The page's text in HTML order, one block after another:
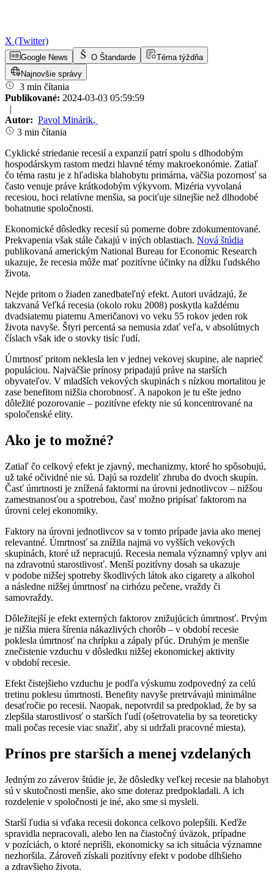
X (Twitter)
Google News O Štandarde
Téma týždňa
Najnovšie správy
3 min čítania
Publikované: 2024-03-03 05:59:59
|
Autor: Pavol Minárik,
3 min čítania
Cyklické striedanie recesií a expanzií patrí spolu s dlhodobým
hospodárskym rastom medzi hlavné témy makroekonómie. Zatiaľ
čo téma rastu je z hľadiska blahobytu primárna, väčšia pozornosť sa
často venuje práve krátkodobým výkyvom. Mizéria vyvolaná
recesiou, hoci relatívne menšia, sa pociťuje silnejšie než dlhodobé
bohatnutie spoločnosti.
Ekonomické dôsledky recesií sú pomerne dobre zdokumentované.
Prekvapenia však stále čakajú v iných oblastiach. Nová štúdia
publikovaná americkým National Bureau for Economic Research
ukazuje, že recesia môže mať pozitívne účinky na dĺžku ľudského
života.
Nejde pritom o žiaden zanedbateľný efekt. Autori uvádzajú, že
takzvaná Veľká recesia (okolo roku 2008) poskytla každému
dvadsiatemu piatemu Američanovi vo veku 55 rokov jeden rok
života navyše. Štyri percentá sa nemusia zdať veľa, v absolútnych
číslach však ide o stovky tisíc ľudí.
Úmrtnosť pritom neklesla len v jednej vekovej skupine, ale naprieč
populáciou. Najväčšie prínosy pripadajú práve na starších
obyvateľov. V mladších vekových skupinách s nízkou mortalitou je
zase benefitom nižšia chorobnosť. A napokon je tu ešte jedno
dôležité pozorovanie – pozitívne efekty nie sú koncentrované na
spoločenské elity.
Ako je to možné?
Zatiaľ čo celkový efekt je zjavný, mechanizmy, ktoré ho spôsobujú,
už také očividné nie sú. Dajú sa rozdeliť zhruba do dvoch skupín.
Časť úmrtnosti je znížená faktormi na úrovni jednotlivcov – nižšou
zamestnanosťou a spotrebou, časť možno pripísať faktorom na
úrovni celej ekonomiky.
Faktory na úrovni jednotlivcov sa v tomto prípade javia ako menej
relevantné. Úmrtnosť sa znížila najmä vo vyšších vekových
skupinách, ktoré už nepracujú. Recesia nemala významný vplyv ani
na zdravotnú starostlivosť. Menší pozitívny dosah sa ukazuje
v podobe nižšej spotreby škodlivých látok ako cigarety a alkohol
a následne nižšej úmrtnosť na cirhózu pečene, vraždy či
samovraždy.
Dôležitejší je efekt externých faktorov znižujúcich úmrtnosť. Prvým
je nižšia miera šírenia nákazlivých chorôb – v období recesie
poklesla úmrtnosť na chrípku a zápaly pľúc. Druhým je menšie
znečistenie vzduchu v dôsledku nižšej ekonomickej aktivity
v období recesie.
Efekt čistejšieho vzduchu je podľa výskumu zodpovedný za celú
tretinu poklesu úmrtnosti. Benefity navyše pretrvávajú minimálne
desaťročie po recesii. Naopak, nepotvrdil sa predpoklad, že by sa
zlepšila starostlivosť o starších ľudí (ošetrovatelia by sa teoreticky
mali počas recesie viac snažiť, aby si udržali pracovné miesta).
Prínos pre starších a menej vzdelaných
Jedným zo záverov štúdie je, že dôsledky veľkej recesie na blahobyt
sú v skutočnosti menšie, ako sme doteraz predpokladali. A ich
rozdelenie v spoločnosti je iné, ako sme si mysleli.
Starší ľudia si vďaka recesii dokonca celkovo polepšili. Keďže
spravidla nepracovali, alebo len na čiastočný úväzok, prípadne
v pozíciách, o ktoré neprišli, ekonomicky sa ich situácia významne
nezhoršila. Zároveň získali pozitívny efekt v podobe dlhšieho
a zdravšieho života.